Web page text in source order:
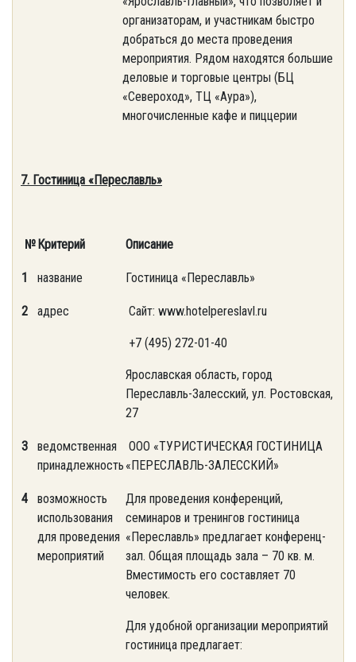
организаторам, и участникам быстро
добраться до места проведения
мероприятия. Рядом находятся большие
деловые и торговые центры (БЦ
«Североход», ТЦ «Аура»),
многочисленные кафе и пиццерии
7. Гостиница «Переславль»
№ Критерий Описание
1 название Гостиница «Переславль»
2 адрес Сайт: www.hotelpereslavl.ru
+7 (495) 272-01-40
Ярославская область, город
Переславль-Залесский, ул. Ростовская,
27
3
ведомственная
принадлежность
ООО «ТУРИСТИЧЕСКАЯ ГОСТИНИЦА
«ПЕРЕСЛАВЛЬ-ЗАЛЕССКИЙ»
4
возможность
использования
для проведения
мероприятий
Для проведения конференций,
семинаров и тренингов гостиница
«Переславль» предлагает конференц-
зал. Общая площадь зала – 70 кв. м.
Вместимость его составляет 70
человек.
Для удобной организации мероприятий
гостиница предлагает: